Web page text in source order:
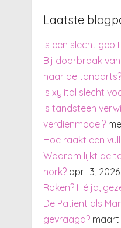
Laatste
Is een slecht
Bij doorbraak
naar de
Is xylitol slecht
Is tandsteen
verdienmodel?
Hoe raakt een
Waarom lijkt de
hork? april 3, 2026
Roken? Hé ja,
De Patiënt als
gevraagd? maart